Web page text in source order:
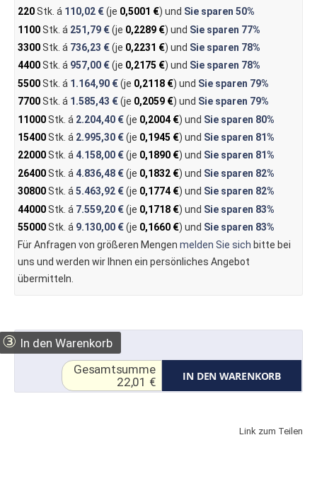
220Stk. á 110,02 €(je 0,5001 €) und Sie sparen 50%
1100Stk. á 251,79 €(je 0,2289 €) und Sie sparen 77%
3300Stk. á 736,23 €(je 0,2231 €) und Sie sparen 78%
4400Stk. á 957,00 €(je 0,2175 €) und Sie sparen 78%
5500Stk. á 1.164,90 €(je 0,2118 €) und Sie sparen 79%
7700Stk. á 1.585,43 €(je 0,2059 €) und Sie sparen 79%
11000Stk. á 2.204,40 €(je 0,2004 €) und Sie sparen 80%
15400Stk. á 2.995,30 €(je 0,1945 €) und Sie sparen 81%
22000Stk. á4.158,00 €(je 0,1890 €) und Sie sparen 81%
26400Stk. á 4.836,48 €(je 0,1832 €) und Sie sparen 82%
30800Stk. á 5.463,92 €(je 0,1774 €) und Sie sparen 82%
44000Stk. á 7.559,20 €(je 0,1718 €) und Sie sparen 83%
55000Stk. á 9.130,00 €(je 0,1660 €) und Sie sparen 83%
Für Anfragen von größeren Mengen melden Sie sich bitte bei
uns und werden wir Ihnen ein persönliches Angebot
übermitteln.
③ In den Warenkorb
IN DEN WARENKORB
Gesamtsumme
22,01 €
Link zum Teilen